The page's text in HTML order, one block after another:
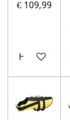
€ 109,99
Houd mij op